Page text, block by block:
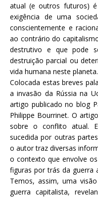
atual (e outros futuros)
exigência de uma
conscientemente e
ao contrário do
destrutivo e que pode
destruição parcial ou
vida humana neste planeta.
Colocada estas breves
a invasão da Rússia na
artigo publicado no blog
Philippe Bourrinet. O
sobre o conflito atual.
sucedida por outras
o autor traz diversas
o contexto que envolve
figuras por trás da guerra
Temos, assim, uma
guerra capitalista,